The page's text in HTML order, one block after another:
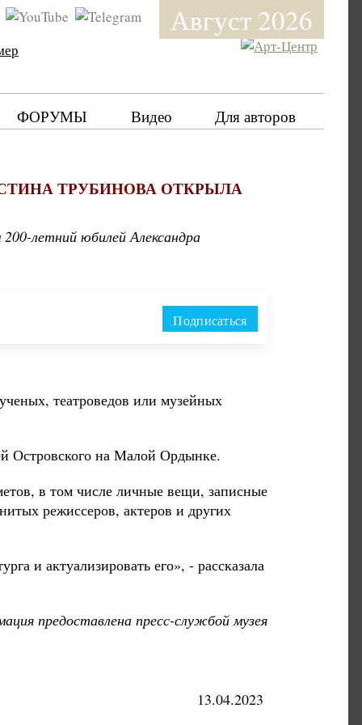
Август 2026
ФОРУМЫ Видео Для авторов
ТРУБИНОВА ОТКРЫЛА
летний юбилей Александра
Подписаться
театроведов или музейных
Островского на Малой Ордынке.
в том числе личные вещи, записные
режиссеров, актеров и других
и актуализировать его», - рассказала
предоставлена пресс-службой музея
13.04.2023